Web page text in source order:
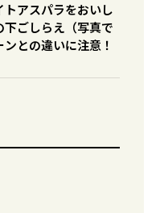
トアスパラをおいし
下ごしらえ（写真で
との違いに注意！